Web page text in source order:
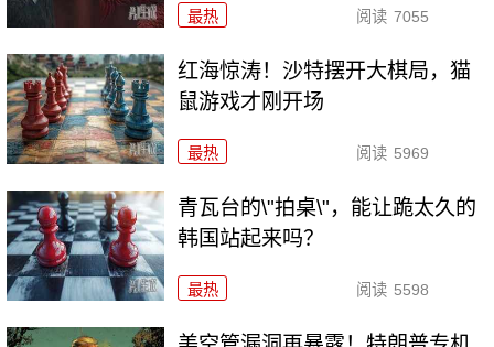
最热 阅读 7055
红海惊涛！沙特摆开大棋局，猫
鼠游戏才刚开场
最热 阅读 5969
青瓦台的\"拍桌\"，能让跪太久的
韩国站起来吗？
最热 阅读 5598